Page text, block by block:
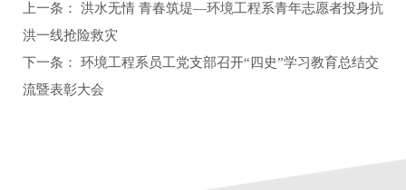
上一条： 洪水无情 青春筑堤—环境工程系青年志愿者投身抗
洪一线抢险救灾
下一条： 环境工程系员工党支部召开“四史”学习教育总结交
流暨表彰大会